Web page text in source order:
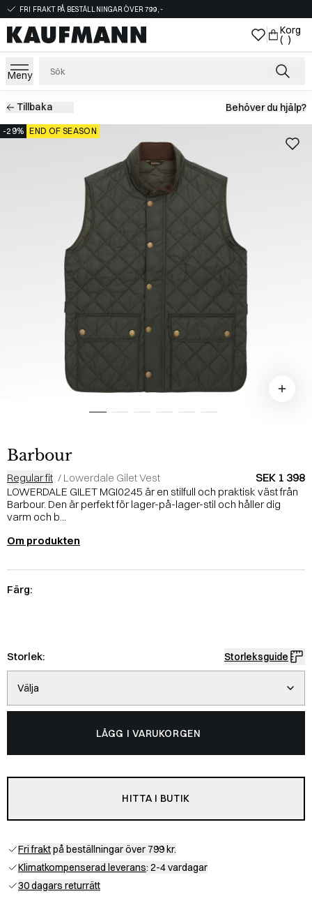
FRI FRAKT PÅ BESTÄLLNINGAR ÖVER 799,-
Korg
( )
Meny
Tillbaka Behöver du hjälp?
-29% END OF SEASON
Barbour
Regular fit / Lowerdale Gilet Vest SEK 1 398
LOWERDALE GILET MGI0245 är en stilfull och praktisk väst från
Barbour. Den är perfekt för lager-på-lager-stil och håller dig
varm och b...
Om produkten
Färg:
Storlek: Storleksguide
Välja
LÄGG I VARUKORGEN
HITTA I BUTIK
Fri fraktpå beställningar över 799 kr.
Klimatkompenserad leverans: 2-4 vardagar
30 dagars returrätt